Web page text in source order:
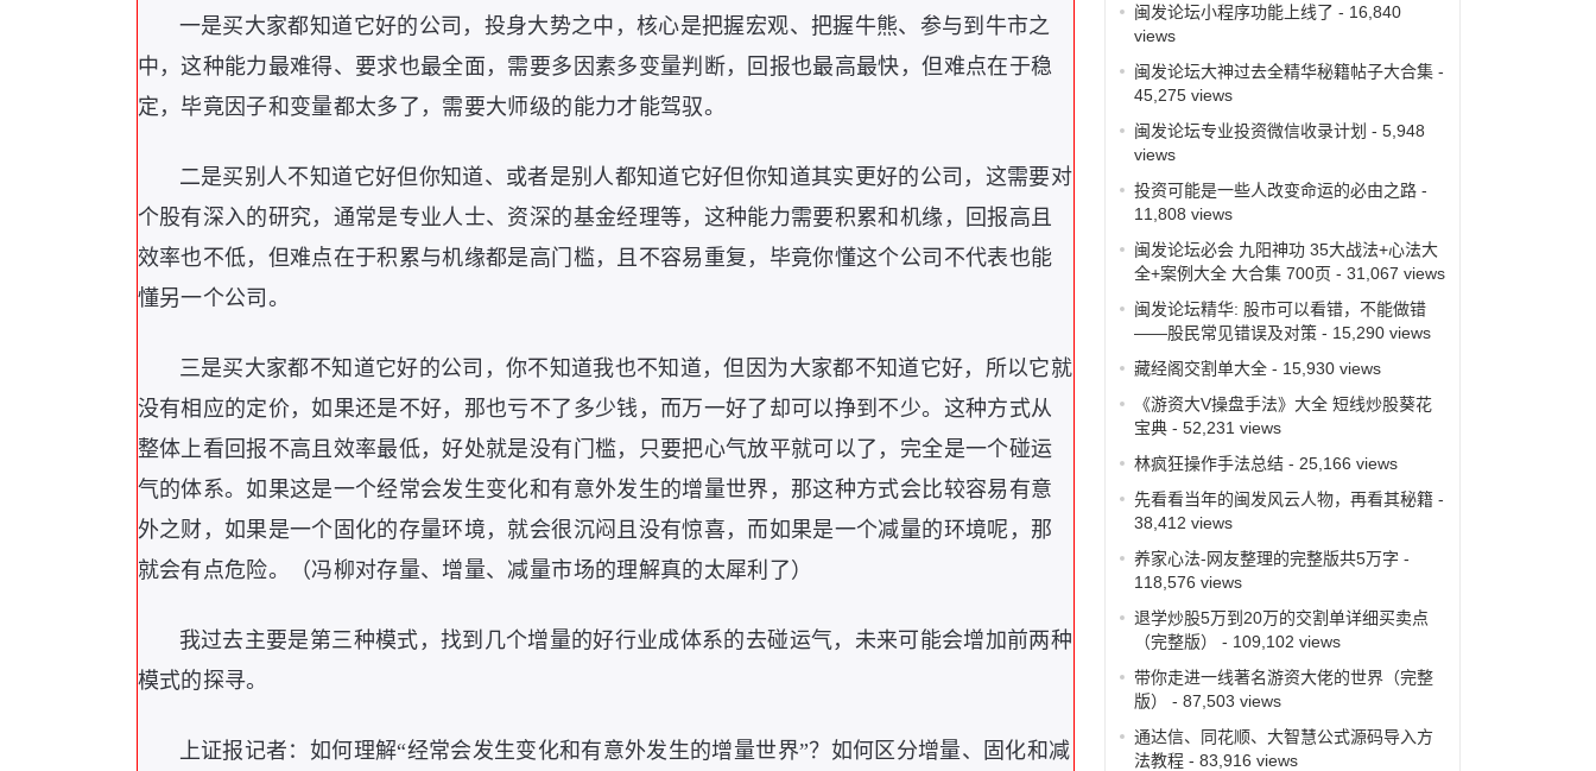
一是买大家都知道它好的公司，投身大势之中，核心是把握宏观、把握牛熊、参与到牛市之
中，这种能力最难得、要求也最全面，需要多因素多变量判断，回报也最高最快，但难点在于稳
定，毕竟因子和变量都太多了，需要大师级的能力才能驾驭。
二是买别人不知道它好但你知道、或者是别人都知道它好但你知道其实更好的公司，这需要对
个股有深入的研究，通常是专业人士、资深的基金经理等，这种能力需要积累和机缘，回报高且
效率也不低，但难点在于积累与机缘都是高门槛，且不容易重复，毕竟你懂这个公司不代表也能
懂另一个公司。
三是买大家都不知道它好的公司，你不知道我也不知道，但因为大家都不知道它好，所以它就
没有相应的定价，如果还是不好，那也亏不了多少钱，而万一好了却可以挣到不少。这种方式从
整体上看回报不高且效率最低，好处就是没有门槛，只要把心气放平就可以了，完全是一个碰运
气的体系。如果这是一个经常会发生变化和有意外发生的增量世界，那这种方式会比较容易有意
外之财，如果是一个固化的存量环境，就会很沉闷且没有惊喜，而如果是一个减量的环境呢，那
就会有点危险。（冯柳对存量、增量、减量市场的理解真的太犀利了）
我过去主要是第三种模式，找到几个增量的好行业成体系的去碰运气，未来可能会增加前两种
模式的探寻。
上证报记者：如何理解“经常会发生变化和有意外发生的增量世界”？如何区分增量、固化和减
闽发论坛小程序功能上线了 - 16,840
views
闽发论坛大神过去全精华秘籍帖子大合集-
45,275 views
闽发论坛专业投资微信收录计划 - 5,948
views
投资可能是一些人改变命运的必由之路-
11,808 views
闽发论坛必会 九阳神功 35大战法+心法大
全+案例大全 大合集 700页 - 31,067 views
闽发论坛精华: 股市可以看错，不能做错
——股民常见错误及对策- 15,290 views
藏经阁交割单大全- 15,930 views
《游资大V操盘手法》大全 短线炒股葵花
宝典- 52,231 views
林疯狂操作手法总结- 25,166 views
先看看当年的闽发风云人物，再看其秘籍-
38,412 views
养家心法-网友整理的完整版共5万字 -
118,576 views
退学炒股5万到20万的交割单详细买卖点
（完整版）
- 109,102 views
带你走进一线著名游资大佬的世界（完整
版）
- 87,503 views
通达信、同花顺、大智慧公式源码导入方
法教程- 83,916 views